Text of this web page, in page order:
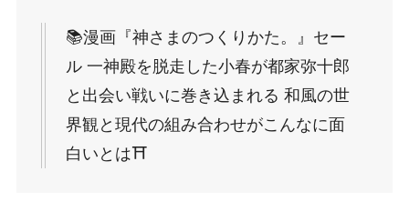
📚漫画『神さまのつくりかた。』セー
ル 一神殿を脱走した小春が都家弥十郎
と出会い戦いに巻き込まれる 和風の世
界観と現代の組み合わせがこんなに面
白いとは⛩️